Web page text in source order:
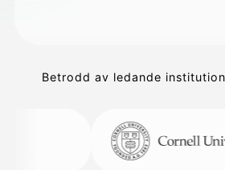
Betrodd av ledande